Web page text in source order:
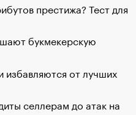
престижа? Тест для
букмекерскую
от лучших
селлерам до атак на